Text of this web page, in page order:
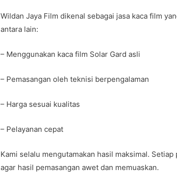
Wildan Jaya Film dikenal sebagai jasa kaca film
antara lain:
– Menggunakan kaca film Solar Gard asli
– Pemasangan oleh teknisi berpengalaman
– Harga sesuai kualitas
– Pelayanan cepat
Kami selalu mengutamakan hasil maksimal.
agar hasil pemasangan awet dan memuaskan.